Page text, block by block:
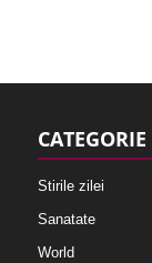
Stirile zilei
Sanatate
World